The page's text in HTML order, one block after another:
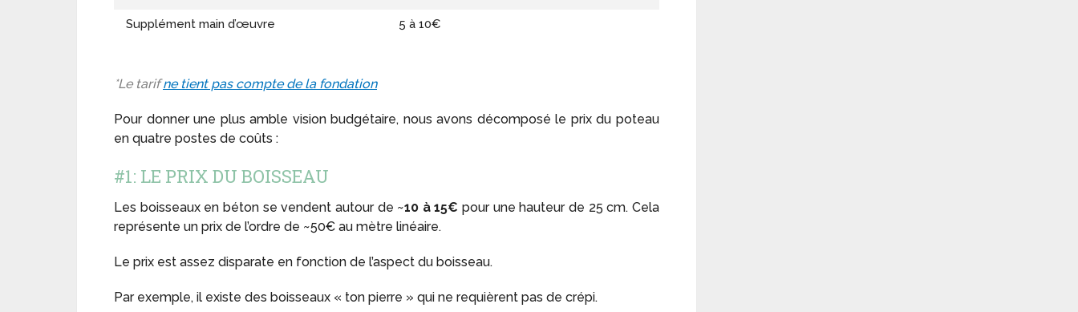
Supplément main d’œuvre 5 à 10€
*Le tarifne tient pas compte de la fondation
Pour donner une plus amble vision budgétaire, nous avons décomposé le prix du poteau
en quatre postes de coûts :
#1: LE PRIX DU BOISSEAU
Les boisseaux en béton se vendent autour de ~10 à 15€ pour une hauteur de 25 cm. Cela
représente un prix de l’ordre de ~50€ au mètre linéaire.
Le prix est assez disparate en fonction de l’aspect du boisseau.
Par exemple, il existe des boisseaux « ton pierre » qui ne requièrent pas de crépi.